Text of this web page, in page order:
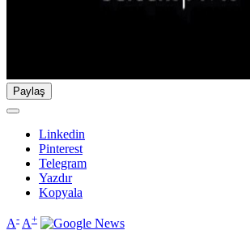
Paylaş
Linkedin
Pinterest
Telegram
Yazdır
Kopyala
A- A+